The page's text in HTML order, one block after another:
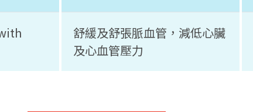
舒緩及舒張脈血管，減低心臟
及心血管壓力